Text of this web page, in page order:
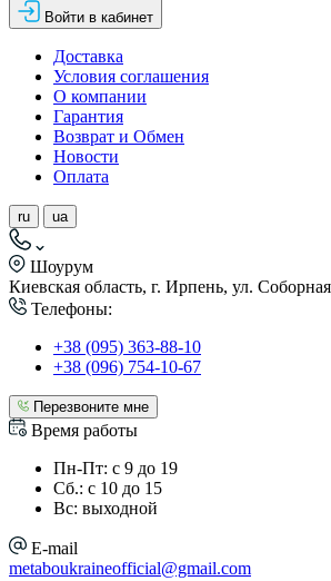
Войти в кабинет
Доставка
Условия соглашения
О компании
Гарантия
Возврат и Обмен
Новости
Оплата
ru ua
Шоурум
Киевская область, г. Ирпень, ул.
Телефоны:
+38 (095) 363-88-10
+38 (096) 754-10-67
Перезвоните мне
Время работы
Пн-Пт: с 9 до 19
Сб.: с 10 до 15
Вс: выходной
E-mail
metaboukraineofficial@gmail.com